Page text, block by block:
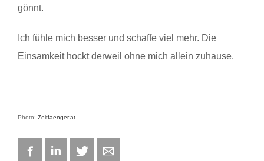
gönnt.
Ich fühle mich besser und schaffe viel mehr. Die
Einsamkeit hockt derweil ohne mich allein zuhause.
Photo: Zeitfaenger.at
FacebookLinkedIn Twitter